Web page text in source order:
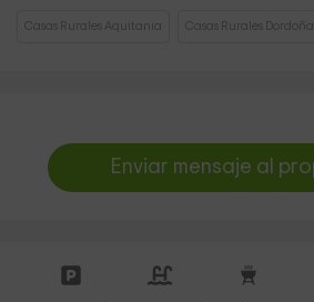
Casas Rurales Aquitania Casas Rurales Dordoña
Enviar mensaje al